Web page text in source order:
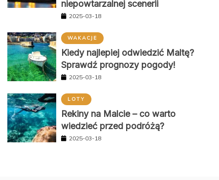
niepowtarzalnej scenerii
2025-03-18
WAKACJE
Kiedy najlepiej odwiedzić Maltę?
Sprawdź prognozy pogody!
2025-03-18
LOTY
Rekiny na Malcie – co warto
wiedzieć przed podróżą?
2025-03-18